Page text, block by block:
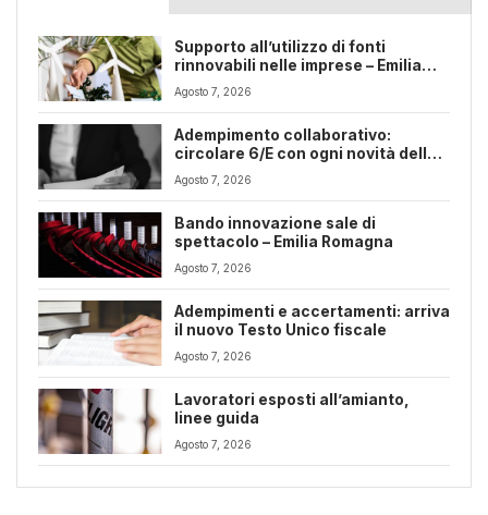
Supporto all’utilizzo di fonti
rinnovabili nelle imprese – Emilia
Romagna
Agosto 7, 2026
Adempimento collaborativo:
circolare 6/E con ogni novità della
riforma fiscale
Agosto 7, 2026
Bando innovazione sale di
spettacolo – Emilia Romagna
Agosto 7, 2026
Adempimenti e accertamenti: arriva
il nuovo Testo Unico fiscale
Agosto 7, 2026
Lavoratori esposti all’amianto,
linee guida
Agosto 7, 2026